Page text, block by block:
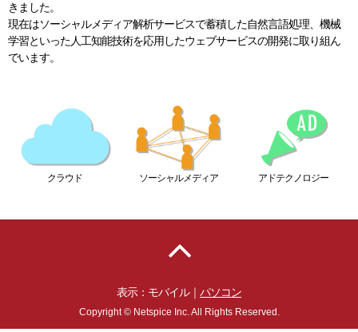
きました。
現在はソーシャルメディア解析サービスで蓄積した自然言語処理、機械
学習といった人工知能技術を応用したウェブサービスの開発に取り組ん
でいます。
クラウド ソーシャルメディア アドテクノロジー
表示：モバイル｜ パソコン
Copyright © Netspice Inc. All Rights Reserved.